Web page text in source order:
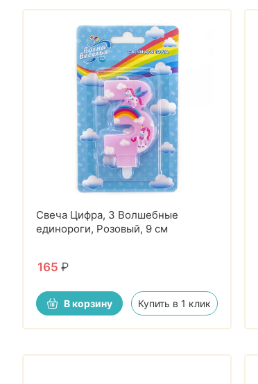
Свеча Цифра, 3 Волшебные
единороги, Розовый, 9 см
165 ₽
В корзину Купить в 1 клик